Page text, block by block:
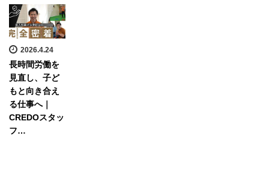
2026.4.24
長時間労働を
見直し、子ど
もと向き合え
る仕事へ｜
CREDOスタッ
フ…